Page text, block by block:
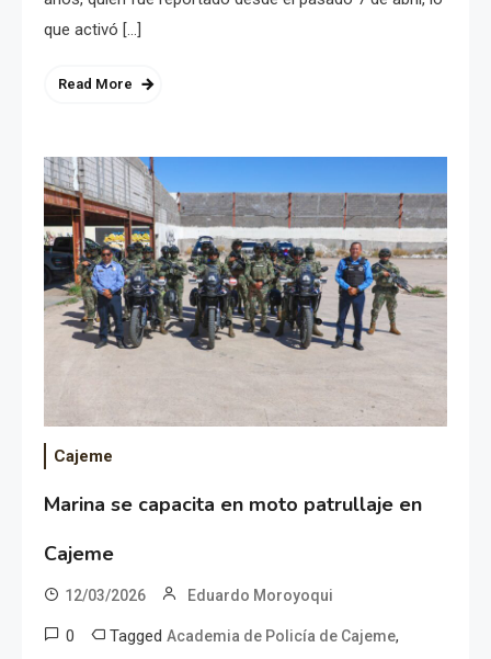
que activó […]
Read More
Cajeme
Marina se capacita en moto patrullaje en
Cajeme
12/03/2026 Eduardo Moroyoqui
0 Tagged Academia de Policía de Cajeme,